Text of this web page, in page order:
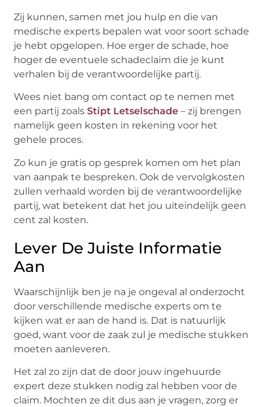
Zij kunnen, samen met jou hulp en die van
medische experts bepalen wat voor soort schade
je hebt opgelopen. Hoe erger de schade, hoe
hoger de eventuele schadeclaim die je kunt
verhalen bij de verantwoordelijke partij.
Wees niet bang om contact op te nemen met
een partij zoalsStipt Letselschade – zij brengen
namelijk geen kosten in rekening voor het
gehele proces.
Zo kun je gratis op gesprek komen om het plan
van aanpak te bespreken. Ook de vervolgkosten
zullen verhaald worden bij de verantwoordelijke
partij, wat betekent dat het jou uiteindelijk geen
cent zal kosten.
Lever De Juiste Informatie
Aan
Waarschijnlijk ben je na je ongeval al onderzocht
door verschillende medische experts om te
kijken wat er aan de hand is. Dat is natuurlijk
goed, want voor de zaak zul je medische stukken
moeten aanleveren.
Het zal zo zijn dat de door jouw ingehuurde
expert deze stukken nodig zal hebben voor de
claim. Mochten ze dit dus aan je vragen, zorg er